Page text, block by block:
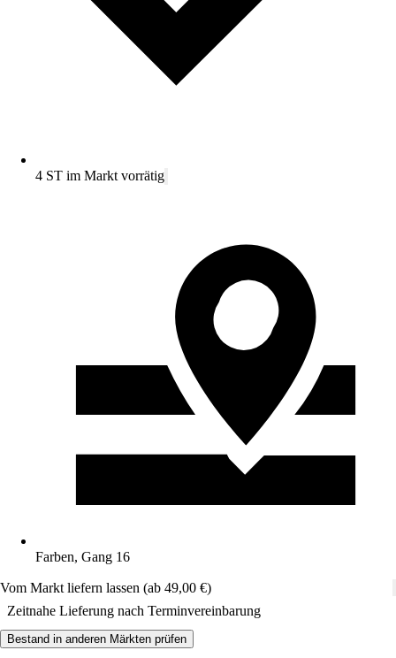
4 ST im Markt vorrätig
Farben, Gang 16
Vom Markt liefern lassen (ab 49,00 €)
Zeitnahe Lieferung nach Terminvereinbarung
Bestand in anderen Märkten prüfen